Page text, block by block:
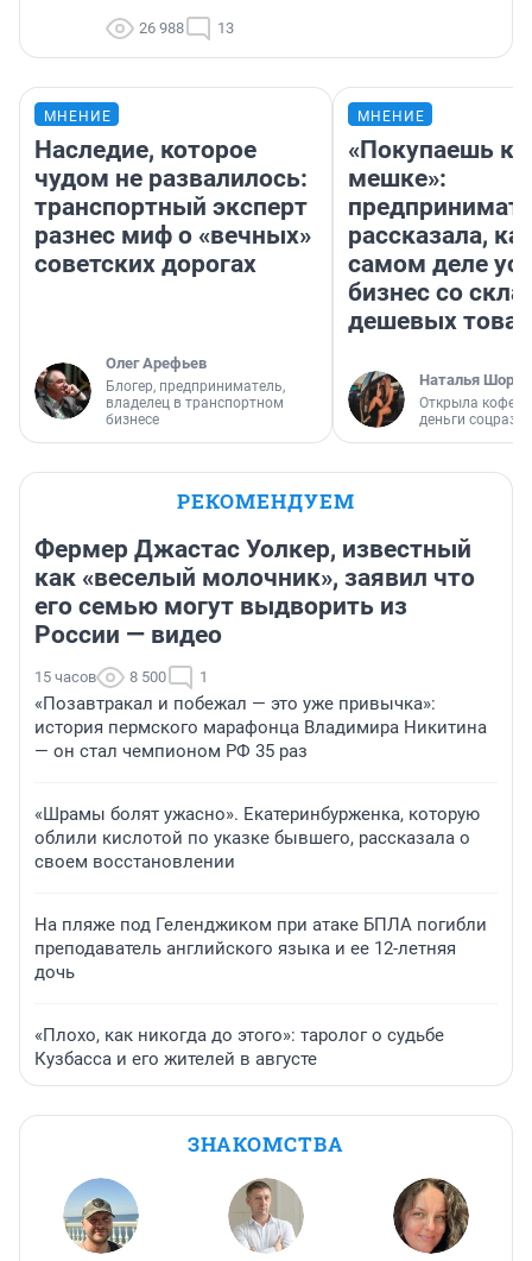
26 988 13
МНЕНИЕ
Наследие, которое
чудом не развалилось:
транспортный эксперт
разнес миф о «вечных»
советских дорогах
Олег Арефьев
Блогер, предприниматель,
владелец в транспортном
бизнесе
МНЕНИЕ
«Покупаешь
мешке»:
рассказала,
самом деле
бизнес со
дешевых
Наталья
Открыла
деньги
РЕКОМЕНДУЕМ
Фермер Джастас Уолкер, известный
как «веселый молочник», заявил что
его семью могут выдворить из
России — видео
15 часов 8 500 1
«Позавтракал и побежал — это уже привычка»:
история пермского марафонца Владимира Никитина
— он стал чемпионом РФ 35 раз
«Шрамы болят ужасно». Екатеринбурженка, которую
облили кислотой по указке бывшего, рассказала о
своем восстановлении
На пляже под Геленджиком при атаке БПЛА погибли
преподаватель английского языка и ее 12-летняя
дочь
«Плохо, как никогда до этого»: таролог о судьбе
Кузбасса и его жителей в августе
ЗНАКОМСТВА